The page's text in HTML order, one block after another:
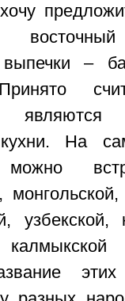
–
кухни. На
можно
монгольской,
узбекской,